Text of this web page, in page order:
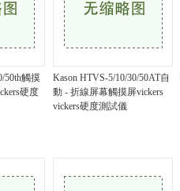
50th觸摸
硬度
Kason HTVS-5/10/30/50AT自
動 - 折線屏幕觸摸屏vickers
vickers硬度測試儀